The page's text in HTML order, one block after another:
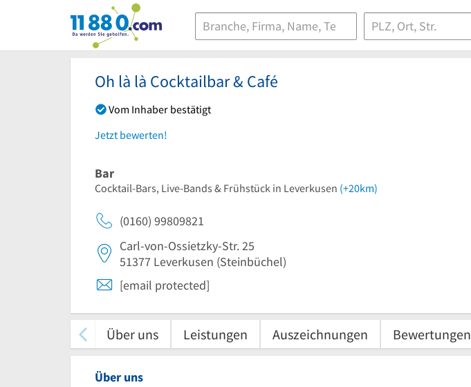
11880.com
Oh là là Cocktailbar & Café
Vom Inhaber bestätigt
Jetzt bewerten!
Bar
Cocktail-Bars, Live-Bands & Frühstück in Leverkusen (+20km)
(0160) 99809821
Carl-von-Ossietzky-Str. 25
51377 Leverkusen (Steinbüchel)
[email protected]
Über uns Leistungen Auszeichnungen Bewertungen
Über uns